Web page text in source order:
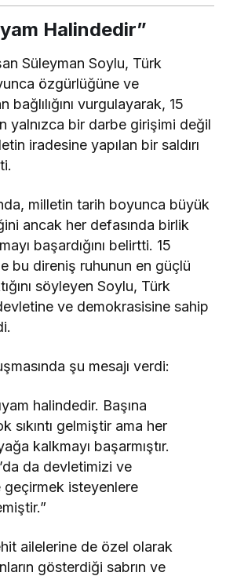
Halindedir”
Süleyman Soylu, Türk
özgürlüğüne ve
bağlılığını vurgulayarak, 15
yalnızca bir darbe girişimi değil
iradesine yapılan bir saldırı
milletin tarih boyunca büyük
ancak her defasında birlik
başardığını belirtti. 15
bu direniş ruhunun en güçlü
söyleyen Soylu, Türk
ve demokrasisine sahip
şu mesajı verdi:
halindedir. Başına
sıkıntı gelmiştir ama her
kalkmayı başarmıştır.
da devletimizi ve
geçirmek isteyenlere
ailelerine de özel olarak
gösterdiği sabrın ve